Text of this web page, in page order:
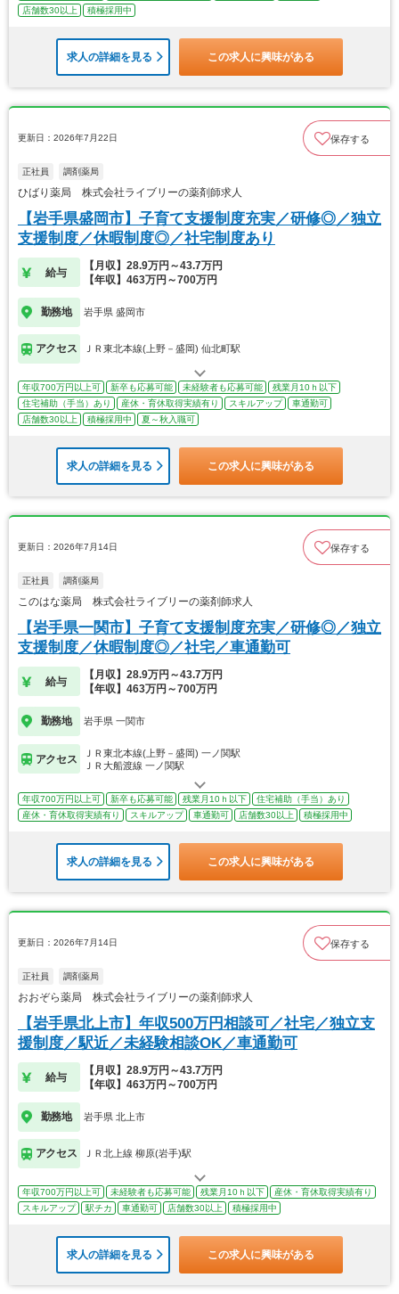
店舗数30以上
積極採用中
求人の詳細を見る この求人に興味がある
更新日：2026年7月22日 保存する
正社員 調剤薬局
ひばり薬局 株式会社ライブリーの薬剤師求人
【岩手県盛岡市】子育て支援制度充実／研修◎／独立
支援制度／休暇制度◎／社宅制度あり
給与
【月収】28.9万円～43.7万円
【年収】463万円～700万円
勤務地 岩手県 盛岡市
アクセス ＪＲ東北本線(上野－盛岡) 仙北町駅
年収700万円以上可 新卒も応募可能 未経験者も応募可能
残業月10ｈ以下
住宅補助（手当）あり
産休・育休取得実績有り スキルアップ
車通勤可
店舗数30以上
積極採用中 夏～秋入職可
求人の詳細を見る この求人に興味がある
更新日：2026年7月14日 保存する
正社員 調剤薬局
このはな薬局 株式会社ライブリーの薬剤師求人
【岩手県一関市】子育て支援制度充実／研修◎／独立
支援制度／休暇制度◎／社宅／車通勤可
給与
【月収】28.9万円～43.7万円
【年収】463万円～700万円
勤務地 岩手県 一関市
アクセス
ＪＲ東北本線(上野－盛岡) 一ノ関駅
ＪＲ大船渡線 一ノ関駅
年収700万円以上可 新卒も応募可能 残業月10ｈ以下
住宅補助（手当）あり
産休・育休取得実績有り
スキルアップ 車通勤可 店舗数30以上 積極採用中
求人の詳細を見る この求人に興味がある
更新日：2026年7月14日 保存する
正社員 調剤薬局
おおぞら薬局 株式会社ライブリーの薬剤師求人
【岩手県北上市】年収500万円相談可／社宅／独立支
援制度／駅近／未経験相談OK／車通勤可
給与
【月収】28.9万円～43.7万円
【年収】463万円～700万円
勤務地 岩手県 北上市
アクセス ＪＲ北上線 柳原(岩手)駅
年収700万円以上可 未経験者も応募可能 残業月10ｈ以下
産休・育休取得実績有り
スキルアップ
駅チカ 車通勤可 店舗数30以上 積極採用中
求人の詳細を見る この求人に興味がある